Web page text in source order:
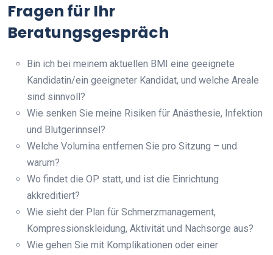
Fragen für Ihr
Beratungsgespräch
Bin ich bei meinem aktuellen BMI eine geeignete
Kandidatin/ein geeigneter Kandidat, und welche Areale
sind sinnvoll?
Wie senken Sie meine Risiken für Anästhesie, Infektion
und Blutgerinnsel?
Welche Volumina entfernen Sie pro Sitzung – und
warum?
Wo findet die OP statt, und ist die Einrichtung
akkreditiert?
Wie sieht der Plan für Schmerzmanagement,
Kompressionskleidung, Aktivität und Nachsorge aus?
Wie gehen Sie mit Komplikationen oder einer